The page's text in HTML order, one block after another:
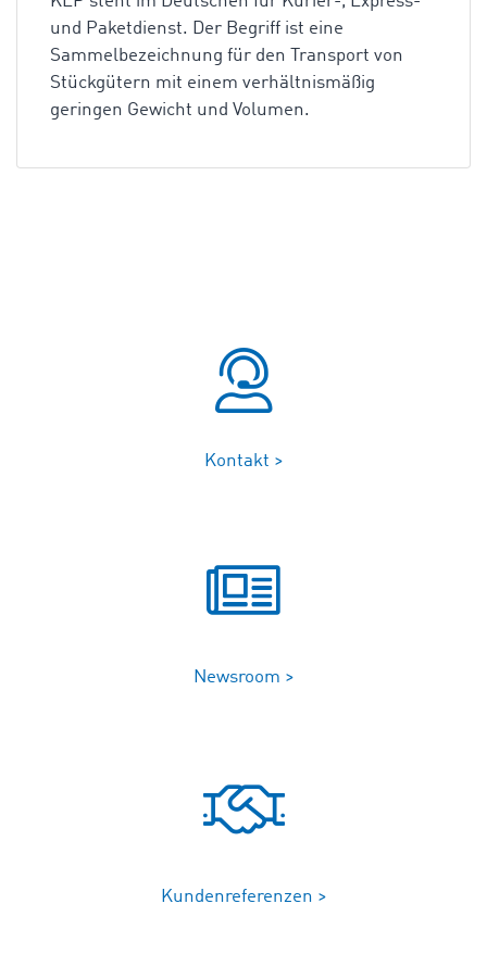
und Paketdienst. Der Begriff ist eine
Sammelbezeichnung für den Transport von
Stückgütern mit einem verhältnismäßig
geringen Gewicht und Volumen.
Kontakt >
Newsroom >
Kundenreferenzen >